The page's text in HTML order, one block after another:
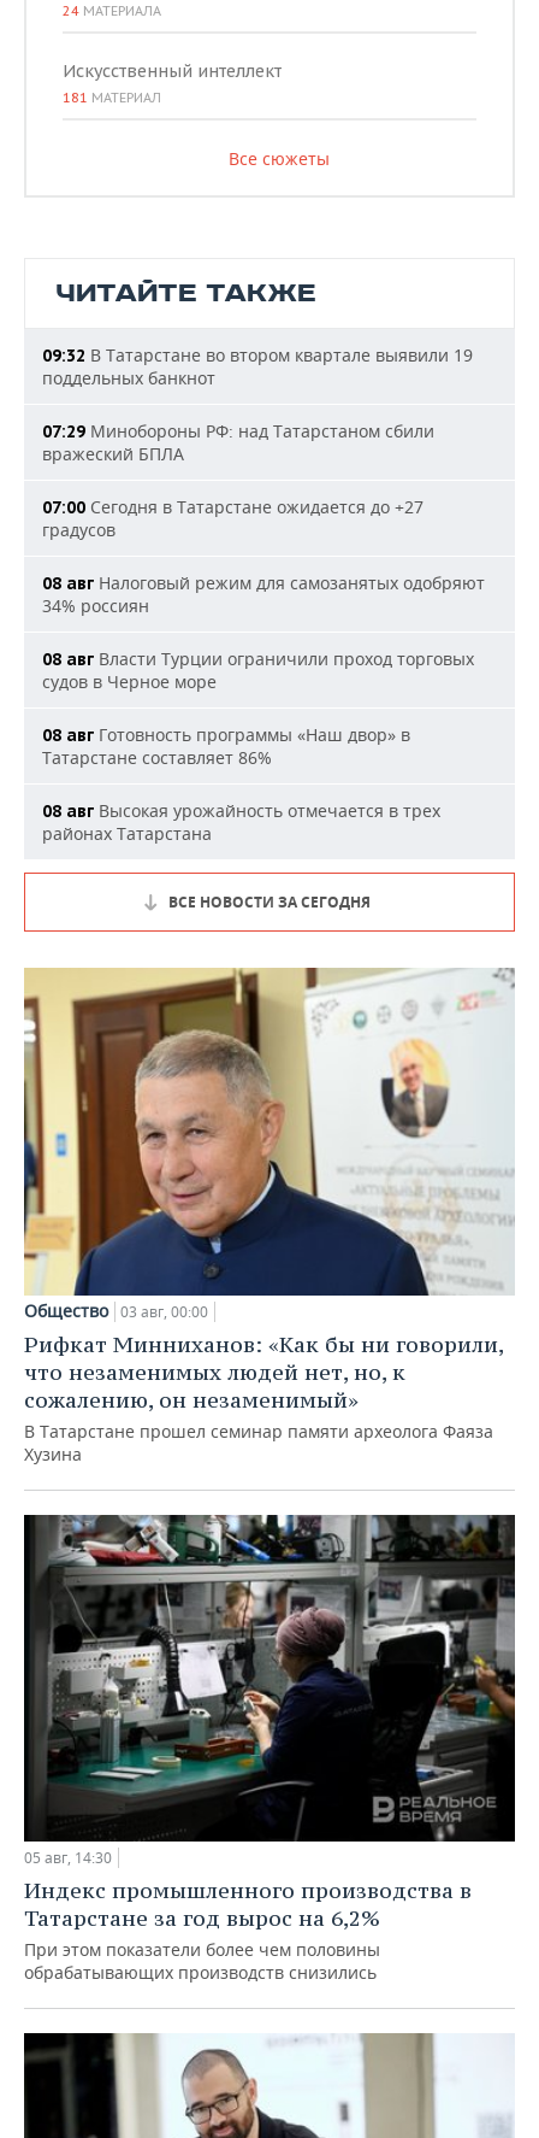
24 МАТЕРИАЛА
Искусственный интеллект
181 МАТЕРИАЛ
Все сюжеты
ЧИТАЙТЕ ТАКЖЕ
09:32 В Татарстане во втором квартале выявили 19
поддельных банкнот
07:29 Минобороны РФ: над Татарстаном сбили
вражеский БПЛА
07:00 Сегодня в Татарстане ожидается до +27
градусов
08 авг Налоговый режим для самозанятых одобряют
34% россиян
08 авг Власти Турции ограничили проход торговых
судов в Черное море
08 авг Готовность программы «Наш двор» в
Татарстане составляет 86%
08 авг Высокая урожайность отмечается в трех
районах Татарстана
ВСЕ НОВОСТИ ЗА СЕГОДНЯ
Общество 03 авг, 00:00
Рифкат Минниханов: «Как бы ни говорили,
что незаменимых людей нет, но, к
сожалению, он незаменимый»
В Татарстане прошел семинар памяти археолога Фаяза
Хузина
05 авг, 14:30
Индекс промышленного производства в
Татарстане за год вырос на 6,2%
При этом показатели более чем половины
обрабатывающих производств снизились